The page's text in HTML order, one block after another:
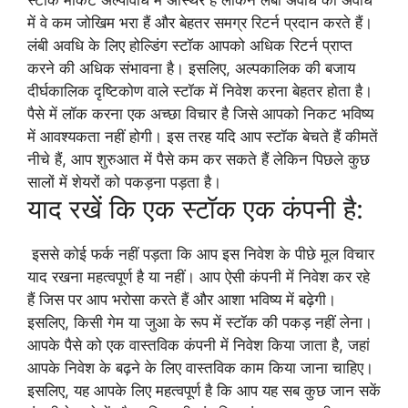
में वे कम जोखिम भरा हैं और बेहतर समग्र रिटर्न प्रदान करते हैं।
लंबी अवधि के लिए होल्डिंग स्टॉक आपको अधिक रिटर्न प्राप्त
करने की अधिक संभावना है। इसलिए, अल्पकालिक की बजाय
दीर्घकालिक दृष्टिकोण वाले स्टॉक में निवेश करना बेहतर होता है।
पैसे में लॉक करना एक अच्छा विचार है जिसे आपको निकट भविष्य
में आवश्यकता नहीं होगी। इस तरह यदि आप स्टॉक बेचते हैं कीमतें
नीचे हैं, आप शुरुआत में पैसे कम कर सकते हैं लेकिन पिछले कुछ
सालों में शेयरों को पकड़ना पड़ता है।
याद रखें कि एक स्टॉक एक कंपनी है:
इससे कोई फर्क नहीं पड़ता कि आप इस निवेश के पीछे मूल विचार
याद रखना महत्वपूर्ण है या नहीं। आप ऐसी कंपनी में निवेश कर रहे
हैं जिस पर आप भरोसा करते हैं और आशा भविष्य में बढ़ेगी।
इसलिए, किसी गेम या जुआ के रूप में स्टॉक की पकड़ नहीं लेना।
आपके पैसे को एक वास्तविक कंपनी में निवेश किया जाता है, जहां
आपके निवेश के बढ़ने के लिए वास्तविक काम किया जाना चाहिए।
इसलिए, यह आपके लिए महत्वपूर्ण है कि आप यह सब कुछ जान सकें